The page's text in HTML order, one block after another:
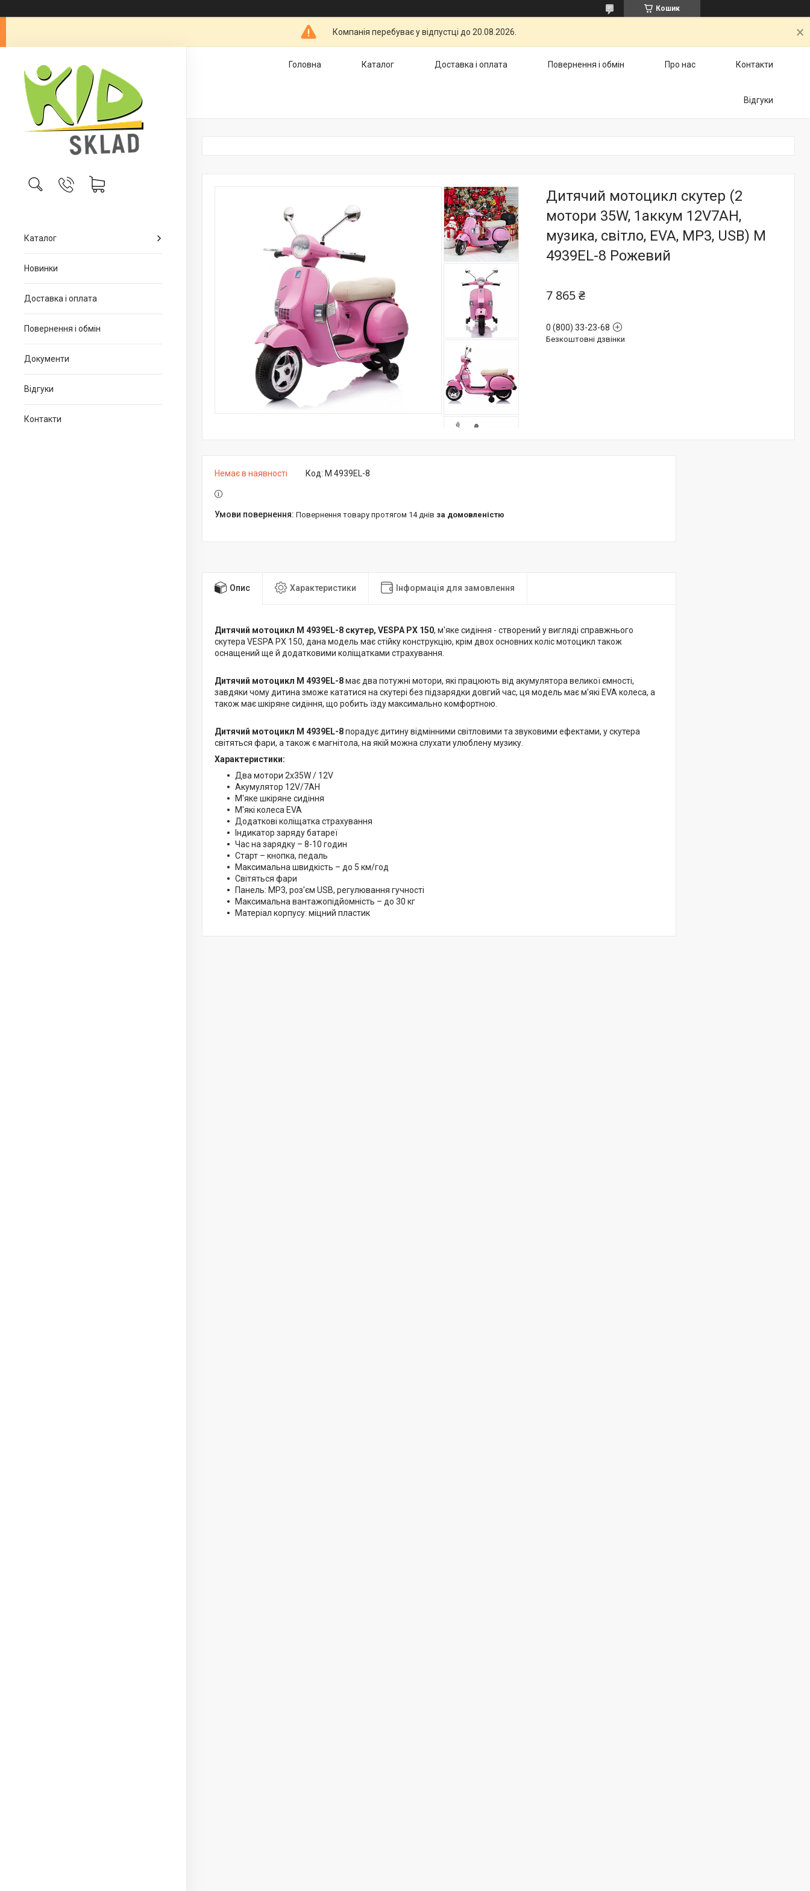
Кошик
Компанія перебуває у відпустці до 20.08.2026.
Каталог
Новинки
Доставка і оплата
Повернення і обмін
Документи
Відгуки
Контакти
Головна Каталог Доставка і оплата Повернення і обмін Про нас Контакти
Відгуки
Дитячий мотоцикл скутер (2
мотори 35W, 1аккум 12V7AH,
музика, світло, EVA, MP3, USB) M
4939EL-8 Рожевий
7 865 ₴
0 (800) 33-23-68
Безкоштовні дзвінки
Немає в наявності Код: M 4939EL-8
повернення товару протягом 14 днів за домовленістю
Опис Характеристики Інформація для замовлення
Дитячий мотоцикл M 4939EL-8 скутер, VESPA PX 150, м'яке сидіння - створений у вигляді справжнього
скутера VESPA PX 150, дана модель має стійку конструкцію, крім двох основних коліс мотоцикл також
оснащений ще й додатковими коліщатками страхування.
Дитячий мотоцикл M 4939EL-8має два потужні мотори, які працюють від акумулятора великої ємності,
завдяки чому дитина зможе кататися на скутері без підзарядки довгий час, ця модель має м'які EVA колеса, а
також має шкіряне сидіння, що робить їзду максимально комфортною.
Дитячий мотоцикл M 4939EL-8порадує дитину відмінними світловими та звуковими ефектами, у скутера
світяться фари, а також є магнітола, на якій можна слухати улюблену музику.
Характеристики:
Два мотори 2х35W / 12V
Акумулятор 12V/7AH
М'яке шкіряне сидіння
М'які колеса EVA
Додаткові коліщатка страхування
Індикатор заряду батареї
Час на зарядку – 8-10 годин
Старт – кнопка, педаль
Максимальна швидкість – до 5 км/год
Світяться фари
Панель: MP3, роз'єм USB, регулювання гучності
Максимальна вантажопідйомність – до 30 кг
Матеріал корпусу: міцний пластик